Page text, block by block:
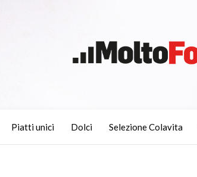
Piatti unici Dolci Selezione Colavita